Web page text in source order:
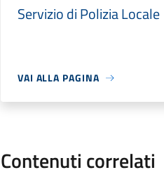
Servizio di Polizia Locale
VAI ALLA PAGINA
Contenuti correlati